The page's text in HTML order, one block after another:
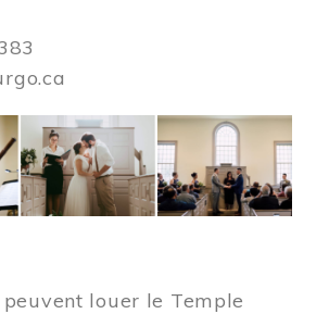
peuvent louer le Temple